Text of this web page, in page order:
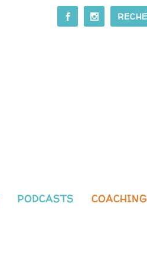
PODCASTS COACHING